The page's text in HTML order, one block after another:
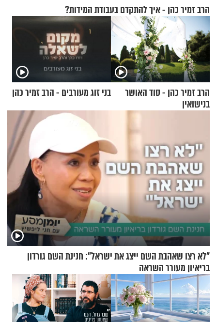
הרב זמיר כהן - איך להתקדם בעבודת המידות?
הרב זמיר כהן - סוד האושר
בנישואין
בני זוג מעורבים - הרב זמיר כהן
"לא רצו שאהבת השם ייצג את ישראל": חנינת השם גורדון
בריאיון מעורר השראה